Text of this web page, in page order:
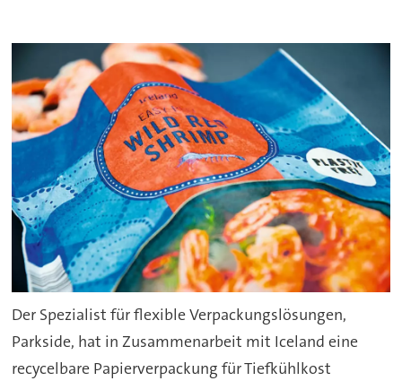
Der Spezialist für flexible Verpackungslösungen,
Parkside, hat in Zusammenarbeit mit Iceland eine
recycelbare Papierverpackung für Tiefkühlkost